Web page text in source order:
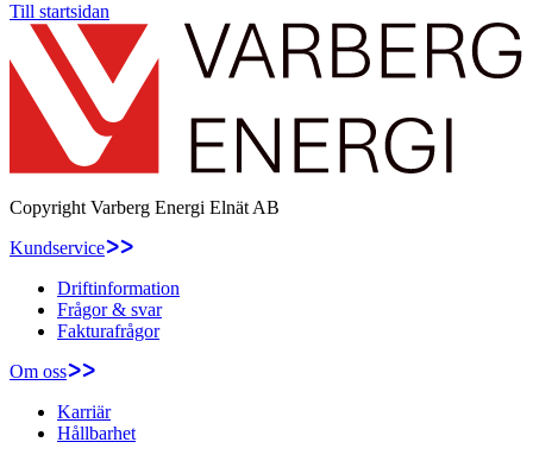
Till startsidan
Copyright Varberg Energi Elnät AB
Kundservice
Driftinformation
Frågor & svar
Fakturafrågor
Om oss
Karriär
Hållbarhet